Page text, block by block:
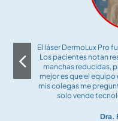
Las agujas son
genera irritación. Los
les suturo, ¡y las
nosotros los médicos,
la
Producto: Kit